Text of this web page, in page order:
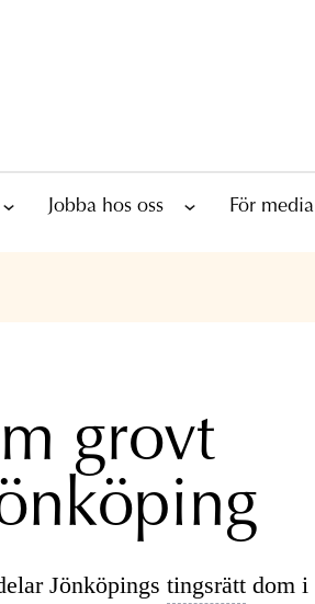
Jobba hos oss För media
grovt
Jönköpings tingsrättdom i